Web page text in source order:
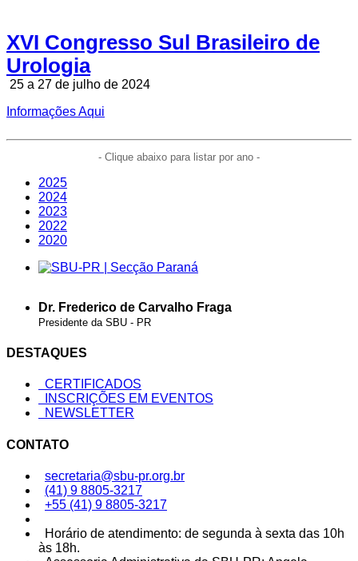
XVI Congresso Sul Brasileiro de
Urologia
25 a 27 de julho de 2024
Informações Aqui
- Clique abaixo para listar por ano -
2025
2024
2023
2022
2020
Dr. Frederico de Carvalho Fraga
Presidente da SBU - PR
DESTAQUES
CERTIFICADOS
INSCRIÇÕES EM EVENTOS
NEWSLETTER
CONTATO
secretaria@sbu-pr.org.br
(41) 9 8805-3217
+55 (41) 9 8805-3217
Horário de atendimento: de segunda à sexta das 10h
às 18h.